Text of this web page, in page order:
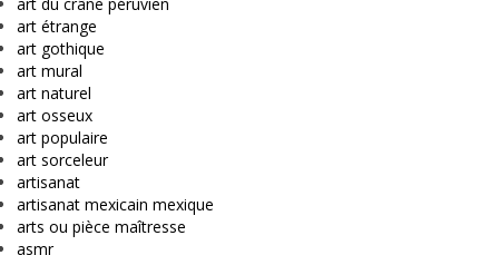
art étrange
art gothique
art mural
art naturel
art osseux
art populaire
art sorceleur
artisanat
artisanat mexicain mexique
arts ou pièce maîtresse
asmr